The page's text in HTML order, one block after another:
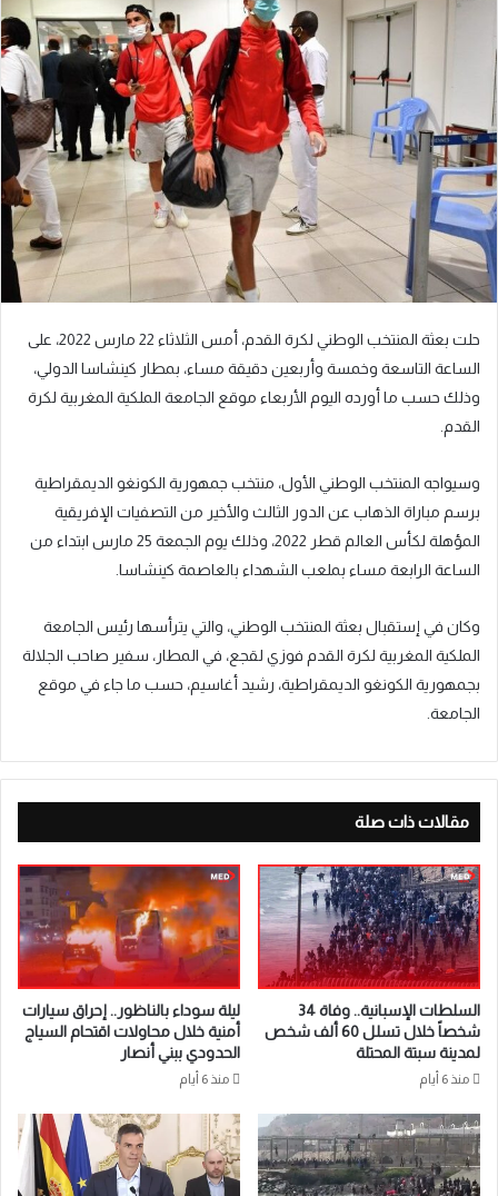
حلت بعثة المنتخب الوطني لكرة القدم، أمس الثلاثاء 22 مارس 2022، على
الساعة التاسعة وخمسة وأربعين دقيقة مساء، بمطار كينشاسا الدولي،
وذلك حسب ما أورده اليوم الأربعاء موقع الجامعة الملكية المغربية لكرة
القدم.
وسيواجه المنتخب الوطني الأول، منتخب جمهورية الكونغو الديمقراطية
برسم مباراة الذهاب عن الدور الثالث والأخير من التصفيات الإفريقية
المؤهلة لكأس العالم قطر 2022، وذلك يوم الجمعة 25 مارس ابتداء من
الساعة الرابعة مساء بملعب الشهداء بالعاصمة كينشاسا.
وكان في إستقبال بعثة المنتخب الوطني، والتي يترأسها رئيس الجامعة
الملكية المغربية لكرة القدم فوزي لقجع، في المطار، سفير صاحب الجلالة
بجمهورية الكونغو الديمقراطية، رشيد أغاسيم، حسب ما جاء في موقع
الجامعة.
مقالات ذات صلة
السلطات الإسبانية.. وفاة 34
شخصاً خلال تسلل 60 ألف شخص
لمدينة سبتة المحتلة
منذ 6 أيام
ليلة سوداء بالناظور.. إحراق سيارات
أمنية خلال محاولات اقتحام السياج
الحدودي ببني أنصار
منذ 6 أيام